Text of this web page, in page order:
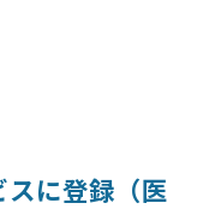
に登録（医